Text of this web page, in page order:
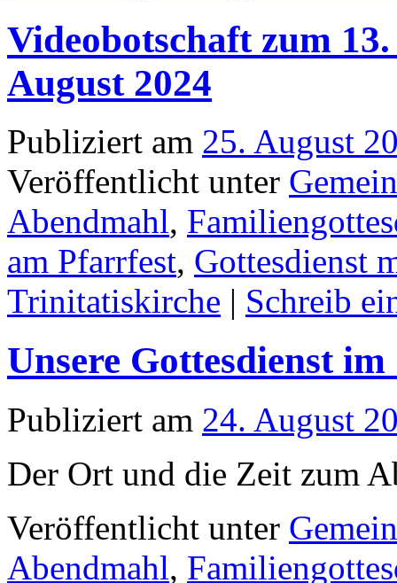
Videobotschaft zum
August 2024
Publiziert am 25. August
Veröffentlicht unter
Abendmahl,
am Pfarrfest, Gottesdienst
Trinitatiskirche | Schreib
Unsere Gottesdienst im
Publiziert am 24. August
Der Ort und die Zeit zum
Veröffentlicht unter
Abendmahl,